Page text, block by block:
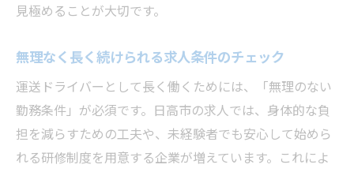
見極めることが大切です。
無理なく長く続けられる求人条件のチェック
運送ドライバーとして長く働くためには、「無理のない
勤務条件」が必須です。日高市の求人では、身体的な負
担を減らすための工夫や、未経験者でも安心して始めら
れる研修制度を用意する企業が増えています。これによ